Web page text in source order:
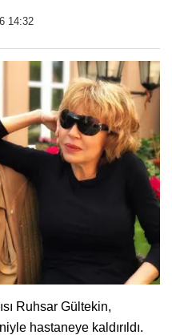
14:32
Ruhsar Gültekin,
hastaneye kaldırıldı.